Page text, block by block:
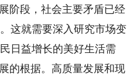
阶段，社会主要矛盾已经
这就需要深入研究市场变
日益增长的美好生活需
的根据。高质量发展和现